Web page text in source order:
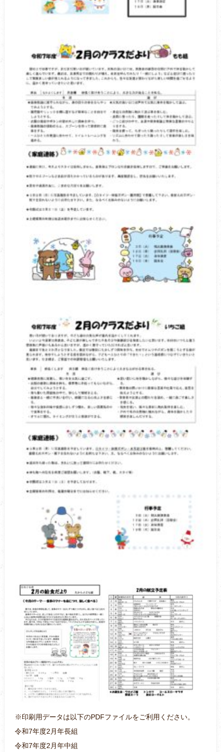
※印刷用データは以下のPDFファイルをご利用ください。
令和7年度2月年長組
令和7年度2月年中組